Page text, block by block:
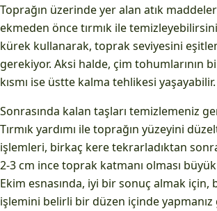
Toprağın üzerinde yer alan atık
ekmeden önce tırmık ile
kürek kullanarak, toprak seviyesini
gerekiyor. Aksi halde, çim tohumlarının
kısmı ise üstte kalma tehlikesi yaşayabilir.
Sonrasında kalan taşları temizlemeniz
Tırmık yardımı ile toprağın yüzeyini
işlemleri, birkaç kere tekrarladıktan
2-3 cm ince toprak katmanı olması
Ekim esnasında, iyi bir sonuç almak için,
işlemini belirli bir düzen içinde yapmanız